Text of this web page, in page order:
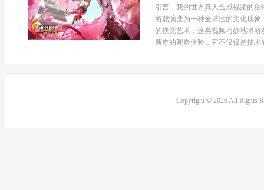
引言，我的世界真人合成视频的
游戏演变为一种全球性的文化现
的视觉艺术，这类视频巧妙地将
新奇的观看体验，它不仅仅是技术
Copyright © 2026 All Rights